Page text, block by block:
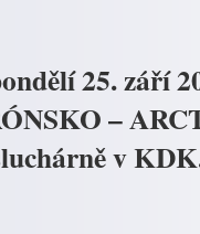
25. září
–
v